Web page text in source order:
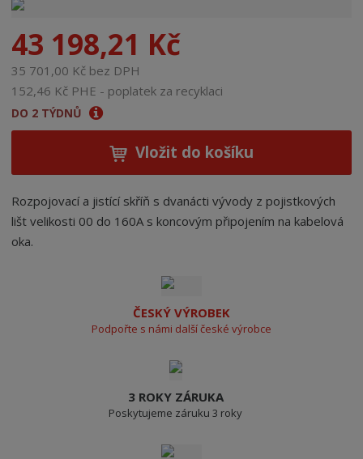
43 198,21 Kč
35 701,00 Kč bez DPH
152,46 Kč PHE - poplatek za recyklaci
DO 2 TÝDNŮ
Vložit do košíku
Rozpojovací a jistící skříň s dvanácti vývody z pojistkových
lišt velikosti 00 do 160A s koncovým připojením na kabelová
oka.
ČESKÝ VÝROBEK
Podpořte s námi další české výrobce
3 ROKY ZÁRUKA
Poskytujeme záruku 3 roky